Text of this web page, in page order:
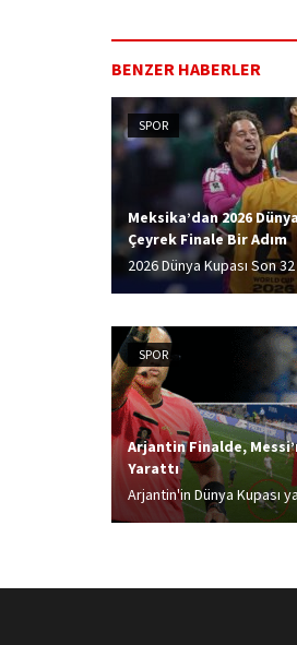
BENZER HABERLER
SPOR
Meksika’dan 2026
Çeyrek Finale Bir Adım
2026 Dünya Kupası Son
mağlup eden Meksika,
turnuvanın gol yemeyen
konumunda bulunuyor.
SPOR
Arjantin Finalde,
Yarattı
Arjantin'in Dünya Kupası
golü tartışma yarattı.